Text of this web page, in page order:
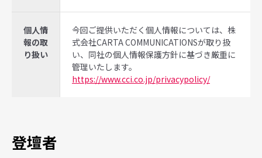
個人情
報の取
り扱い
今回ご提供いただく個人情報については、株
式会社CARTA COMMUNICATIONSが取り扱
い、同社の個人情報保護方針に基づき厳重に
管理いたします。
https://www.cci.co.jp/privacypolicy/
登壇者